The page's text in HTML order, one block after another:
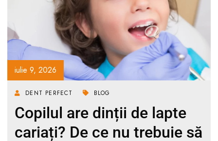
iulie 9, 2026
DENT PERFECT BLOG
Copilul are dinții de lapte
cariați? De ce nu trebuie să